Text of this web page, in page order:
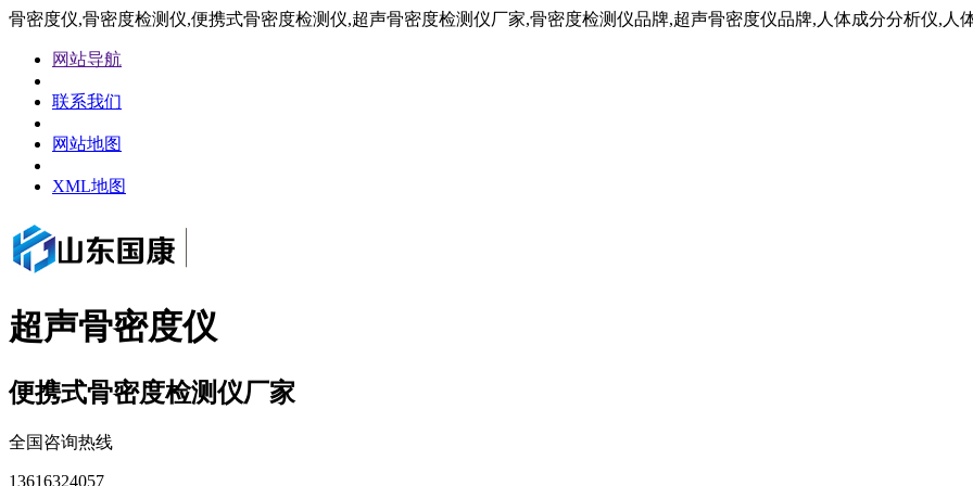
骨密度仪,骨密度检测仪,便携式骨密度检测仪,超声骨密度检测仪厂家,骨密度检测仪品牌,超声骨密度仪品牌,人体成分分析仪,人
网站导航
联系我们
网站地图
XML地图
超声骨密度仪
便携式骨密度检测仪厂家
全国咨询热线
13616324057